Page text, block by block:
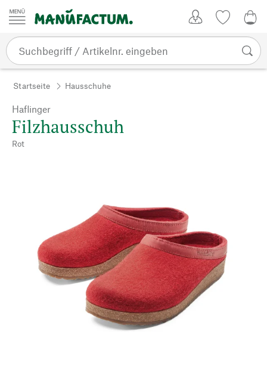
Zum Inhalt springen
Startseite Hausschuhe
Haflinger
Filzhausschuh
Rot